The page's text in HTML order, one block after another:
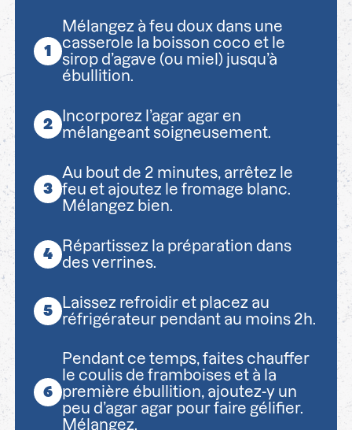
Mélangez à feu doux dans une
casserole la boisson coco et le
sirop d’agave (ou miel) jusqu’à
ébullition.
Incorporez l’agar agar en
mélangeant soigneusement.
Au bout de 2 minutes, arrêtez le
feu et ajoutez le fromage blanc.
Mélangez bien.
Répartissez la préparation dans
des verrines.
Laissez refroidir et placez au
réfrigérateur pendant au moins 2h.
Pendant ce temps, faites chauffer
le coulis de framboises et à la
première ébullition, ajoutez-y un
peu d’agar agar pour faire gélifier.
Mélangez.